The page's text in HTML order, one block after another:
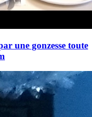
une gonzesse toute